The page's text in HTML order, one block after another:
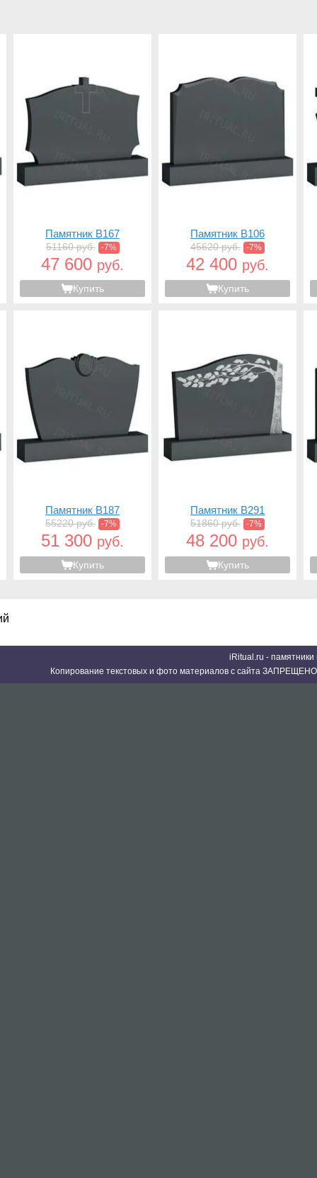
Памятник B167
51160 руб. -7%
47 600 руб.
Купить
Памятник B106
45620 руб. -7%
42 400 руб.
Купить
Памятник B187
55220 руб. -7%
51 300 руб.
Купить
Памятник B291
51860 руб. -7%
48 200 руб.
Купить
iRitual.ru -
Копирование текстовых и фото материалов с сайта